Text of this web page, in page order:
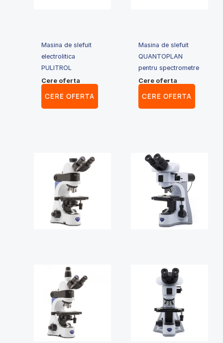
Masina de slefuit
electrolitica
PULITROL
Cere oferta
CERE OFERTA
Masina de slefuit
QUANTOPLAN
pentru spectrometre
Cere oferta
CERE OFERTA